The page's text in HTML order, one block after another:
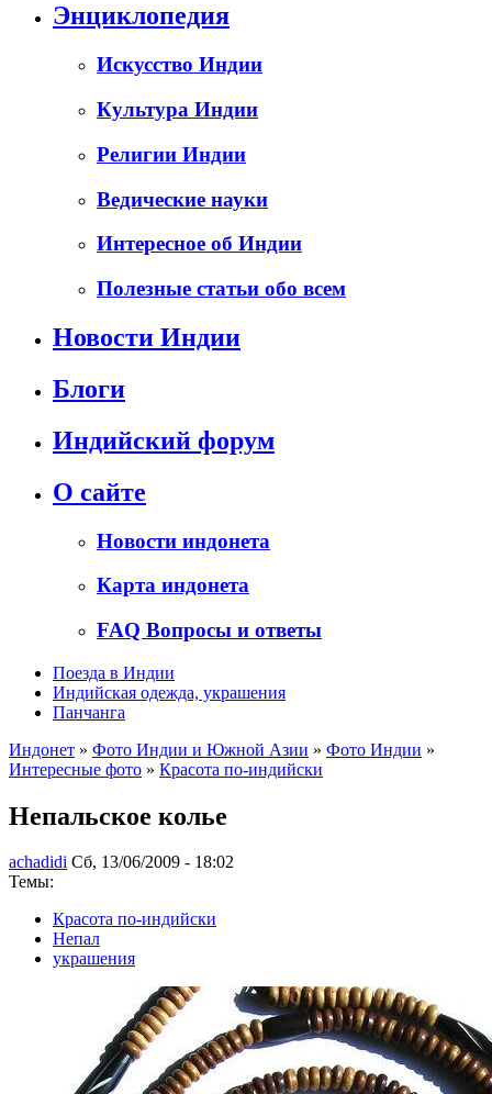
Энциклопедия
Искусство Индии
Культура Индии
Религии Индии
Ведические науки
Интересное об Индии
Полезные статьи обо всем
Новости Индии
Блоги
Индийский форум
О сайте
Новости индонета
Карта индонета
FAQ Вопросы и ответы
Поезда в Индии
Индийская одежда, украшения
Панчанга
Индонет » Фото Индии и Южной Азии » Фото Индии »
Интересные фото » Красота по-индийски
Непальское колье
achadidi Сб, 13/06/2009 - 18:02
Темы:
Красота по-индийски
Непал
украшения